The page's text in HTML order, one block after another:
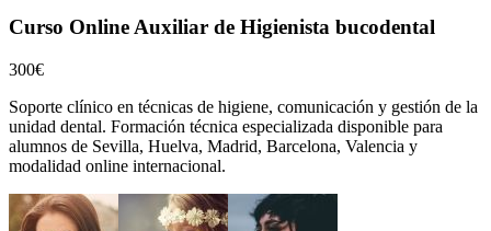
Curso Online Auxiliar de Higienista bucodental
300€
Soporte clínico en técnicas de higiene, comunicación y gestión de la
unidad dental. Formación técnica especializada disponible para
alumnos de Sevilla, Huelva, Madrid, Barcelona, Valencia y
modalidad online internacional.